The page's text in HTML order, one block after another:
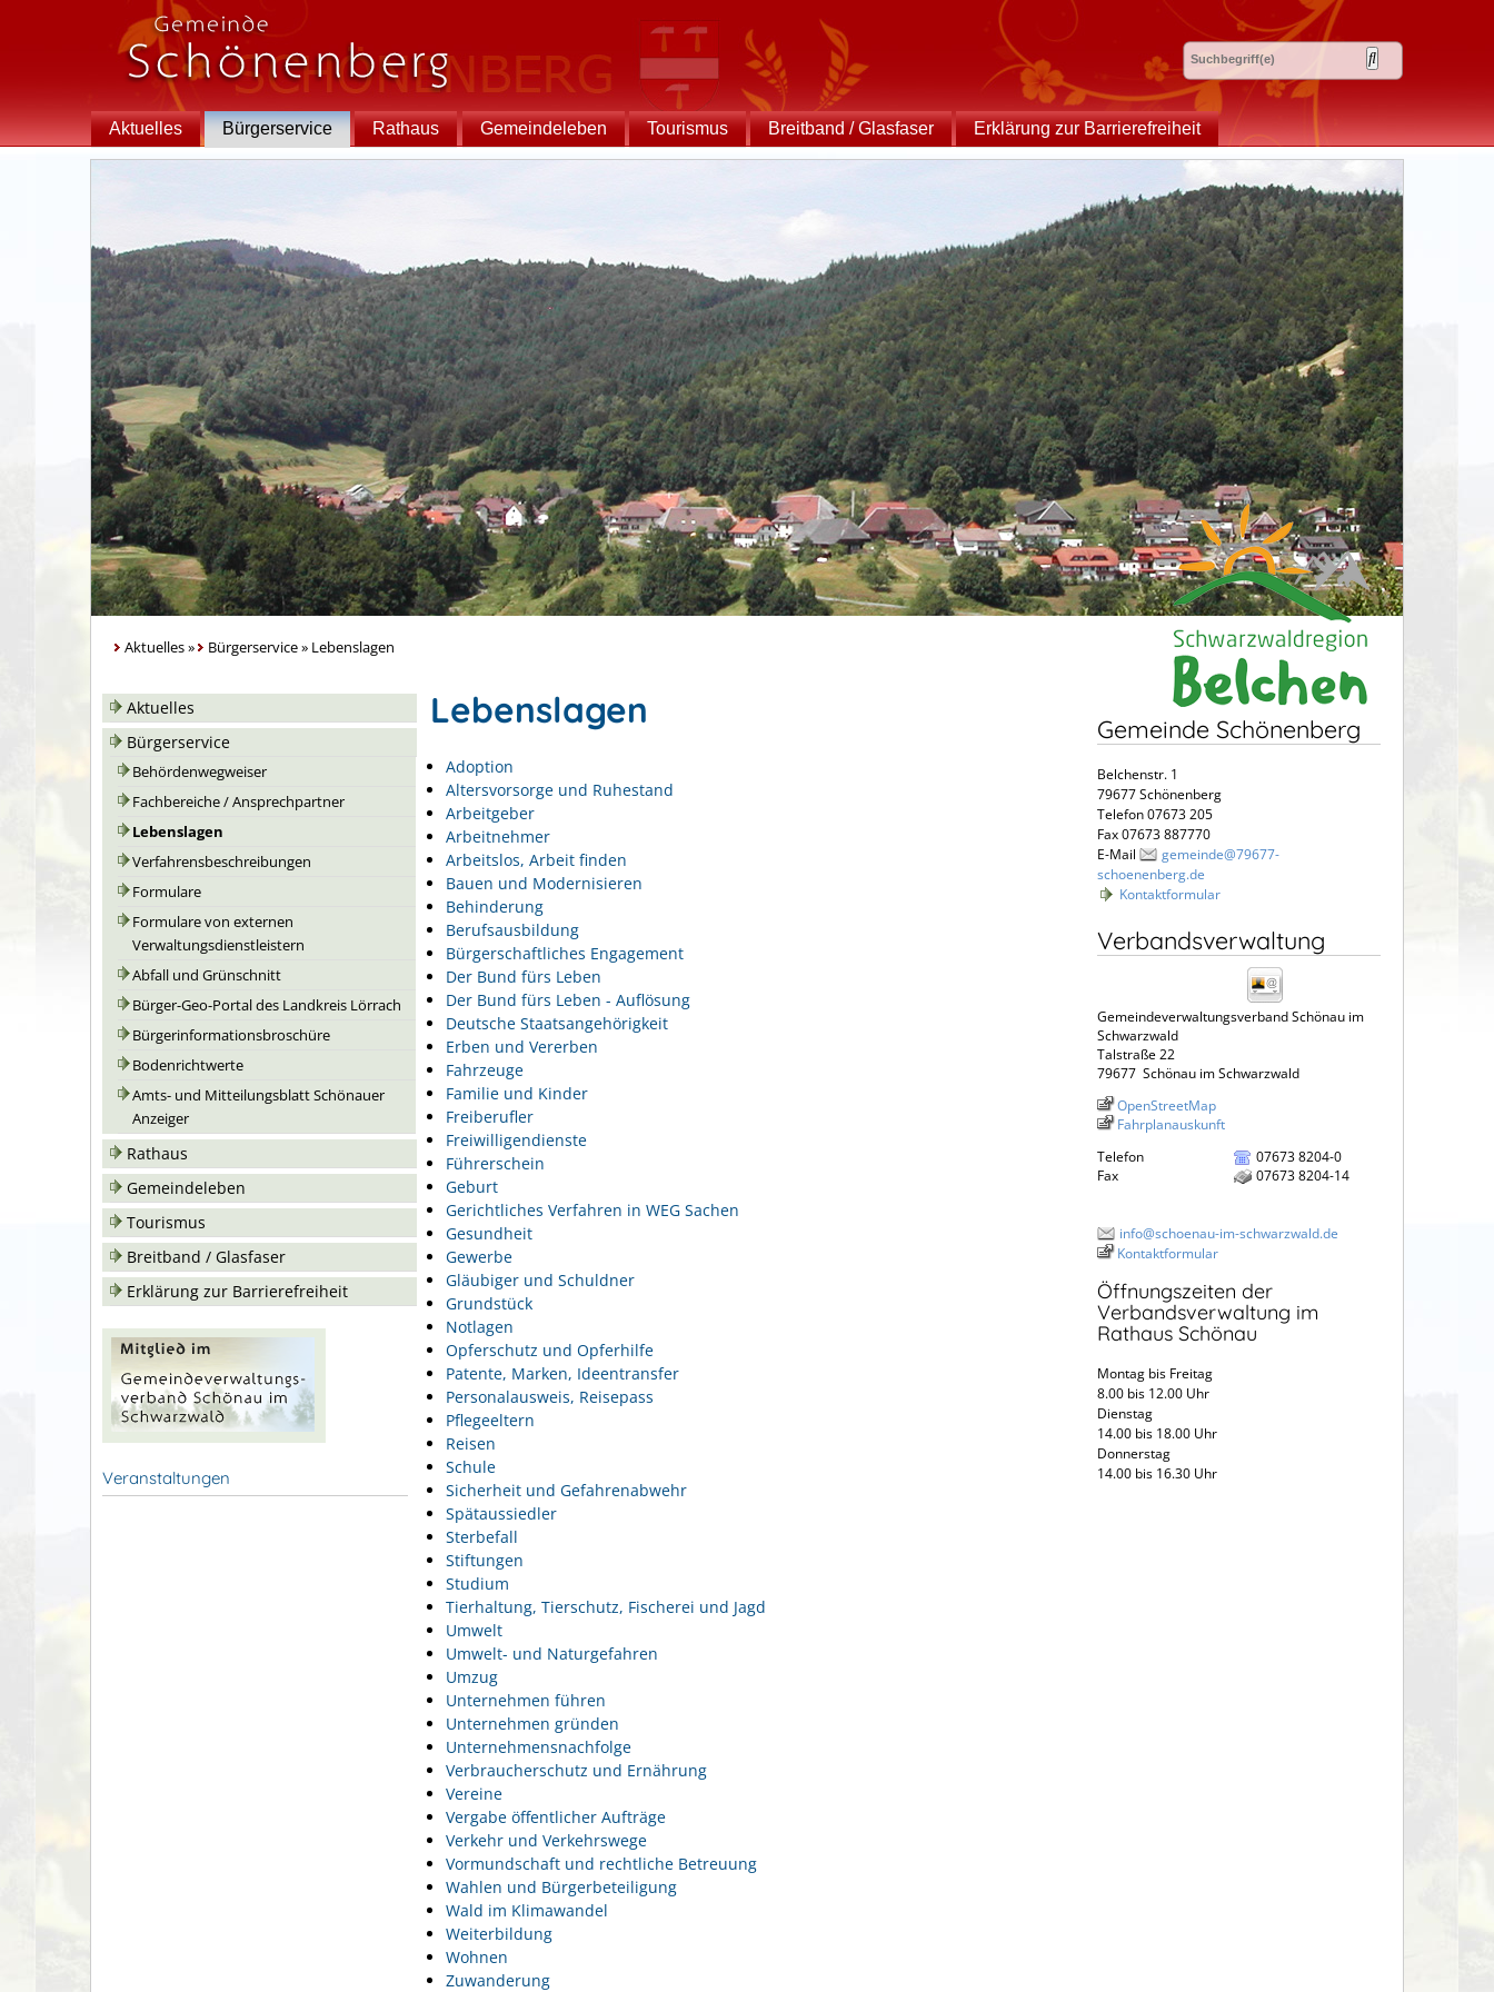
Aktuelles Bürgerservice Rathaus Gemeindeleben Tourismus Breitband / Glasfaser Erklärung zur Barrierefreiheit
Aktuelles» Bürgerservice» Lebenslagen
Aktuelles
Bürgerservice
Behördenwegweiser
Fachbereiche / Ansprechpartner
Lebenslagen
Verfahrensbeschreibungen
Formulare
Formulare von externen
Verwaltungsdienstleistern
Abfall und Grünschnitt
Bürger-Geo-Portal des Landkreis Lörrach
Bürgerinformationsbroschüre
Bodenrichtwerte
Amts- und Mitteilungsblatt Schönauer
Anzeiger
Rathaus
Gemeindeleben
Tourismus
Breitband / Glasfaser
Erklärung zur Barrierefreiheit
Veranstaltungen
Lebenslagen
Adoption
Altersvorsorge und Ruhestand
Arbeitgeber
Arbeitnehmer
Arbeitslos, Arbeit finden
Bauen und Modernisieren
Behinderung
Berufsausbildung
Bürgerschaftliches Engagement
Der Bund fürs Leben
Der Bund fürs Leben - Auflösung
Deutsche Staatsangehörigkeit
Erben und Vererben
Fahrzeuge
Familie und Kinder
Freiberufler
Freiwilligendienste
Führerschein
Geburt
Gerichtliches Verfahren in WEG Sachen
Gesundheit
Gewerbe
Gläubiger und Schuldner
Grundstück
Notlagen
Opferschutz und Opferhilfe
Patente, Marken, Ideentransfer
Personalausweis, Reisepass
Pflegeeltern
Reisen
Schule
Sicherheit und Gefahrenabwehr
Spätaussiedler
Sterbefall
Stiftungen
Studium
Tierhaltung, Tierschutz, Fischerei und Jagd
Umwelt
Umwelt- und Naturgefahren
Umzug
Unternehmen führen
Unternehmen gründen
Unternehmensnachfolge
Verbraucherschutz und Ernährung
Vereine
Vergabe öffentlicher Aufträge
Verkehr und Verkehrswege
Vormundschaft und rechtliche Betreuung
Wahlen und Bürgerbeteiligung
Wald im Klimawandel
Weiterbildung
Wohnen
Zuwanderung
Gemeinde Schönenberg
Belchenstr. 1
79677 Schönenberg
Telefon 07673 205
Fax 07673 887770
E-Mail
gemeinde@79677-
schoenenberg.de
Kontaktformular
Verbandsverwaltung
Gemeindeverwaltungsverband Schönau im
Schwarzwald
Talstraße 22
79677 Schönau im Schwarzwald
OpenStreetMap
Fahrplanauskunft
Telefon
07673 8204-0
Fax
07673 8204-14
info@schoenau-im-schwarzwald.de
Kontaktformular
Öffnungszeiten der
Verbandsverwaltung im
Rathaus Schönau
Montag bis Freitag
8.00 bis 12.00 Uhr
Dienstag
14.00 bis 18.00 Uhr
Donnerstag
14.00 bis 16.30 Uhr